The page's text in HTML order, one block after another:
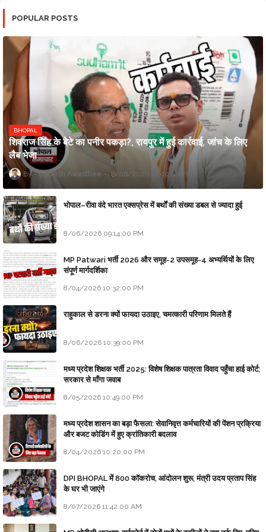
POPULAR POSTS
BHOPAL
शिवराज सिंह के बेटे का पनीर पकड़ा?, रायपुर में हुई कार्रवाई, जांच के लिए
लैब भेजा
Updesh Awasthee 8/06/2026 10:09:00 PM
भोपाल–रीवा वंदे भारत एक्सप्रेस में बर्थों की संख्या डबल से ज्यादा हुई
8/06/2026 09:14:00 PM
MP Patwari भर्ती 2026 और समूह-2 उपसमूह-4 अभ्यर्थियों के लिए
संपूर्ण मार्गदर्शिका
8/04/2026 10:32:00 PM
राहुकाल से डरना क्यों फायदा उठाइए, चमत्कारी परिणाम मिलते हैं
8/06/2026 10:39:00 PM
मध्य प्रदेश शिक्षक भर्ती 2025: विशेष शिक्षक पात्रता विवाद पहुँचा हाई कोर्ट;
सरकार से माँगा जवाब
8/05/2026 10:49:00 PM
मध्य प्रदेश शासन का बड़ा फैसला: सेवानिवृत्त कर्मचारियों की पेंशन प्रक्रिया
और बजट कोडिंग में हुए क्रांतिकारी बदलाव
8/04/2026 10:20:00 PM
DPI BHOPAL में 800 कॉकरोच, आंदोलन शुरू, मंत्री उदय प्रताप सिंह
के घर भी जाएंगे
8/07/2026 11:42:00 AM